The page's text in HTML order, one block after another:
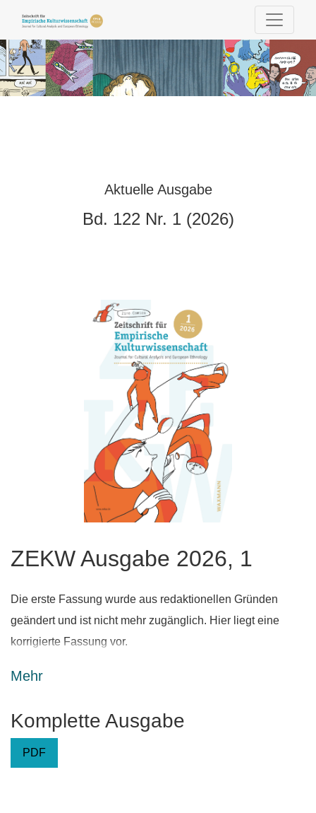
Zeitschrift für Empirische
Aktuelle Ausgabe
Bd. 122 Nr. 1 (2026)
ZEKW Ausgabe 2026, 1
Die erste Fassung wurde aus redaktionellen Gründen
geändert und ist nicht mehr zugänglich. Hier liegt eine
korrigierte Fassung vor.
Mehr
Komplette Ausgabe
PDF